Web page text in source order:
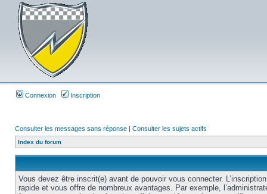
Connexion Inscription
Consulter les messages sans réponse | Consulter les sujets actifs
Index du forum
Vous devez être inscrit(e) avant de pouvoir vous connecter.
rapide et vous offre de nombreux avantages. Par exemple,